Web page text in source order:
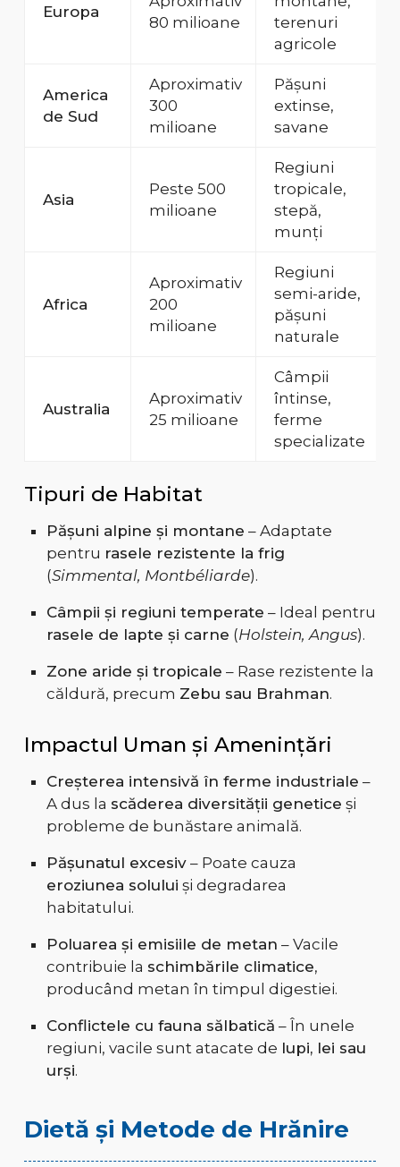
Europa
80 milioane
terenuri
agricole
America
de Sud
Aproximativ
300
milioane
Pășuni
extinse,
savane
Asia
Peste 500
milioane
Regiuni
tropicale,
stepă,
munți
Africa
Aproximativ
200
milioane
Regiuni
semi-aride,
pășuni
naturale
Australia
Aproximativ
25 milioane
Câmpii
întinse,
ferme
specializate
Tipuri de Habitat
Pășuni alpine și montane – Adaptate
pentru rasele rezistente la frig
(Simmental, Montbéliarde).
Câmpii și regiuni temperate – Ideal pentru
rasele de lapte și carne (Holstein, Angus).
Zone aride și tropicale – Rase rezistente la
căldură, precum Zebu sau Brahman.
Impactul Uman și Amenințări
Creșterea intensivă în ferme industriale –
A dus la scăderea diversității genetice și
probleme de bunăstare animală.
Pășunatul excesiv– Poate cauza
eroziunea solului și degradarea
habitatului.
Poluarea și emisiile de metan – Vacile
contribuie la schimbările climatice,
producând metan în timpul digestiei.
Conflictele cu fauna sălbatică – În unele
regiuni, vacile sunt atacate de lupi, lei sau
urși.
Dietă și Metode de Hrănire